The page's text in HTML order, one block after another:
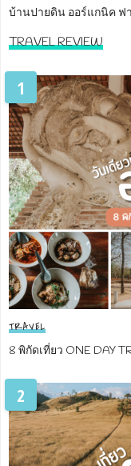
บ้านปายดิน ออร์แกนิค ฟ
TRAVEL REVIEW
1
TRAVEL
8 พิกัดเที่ยว ONE DAY
2